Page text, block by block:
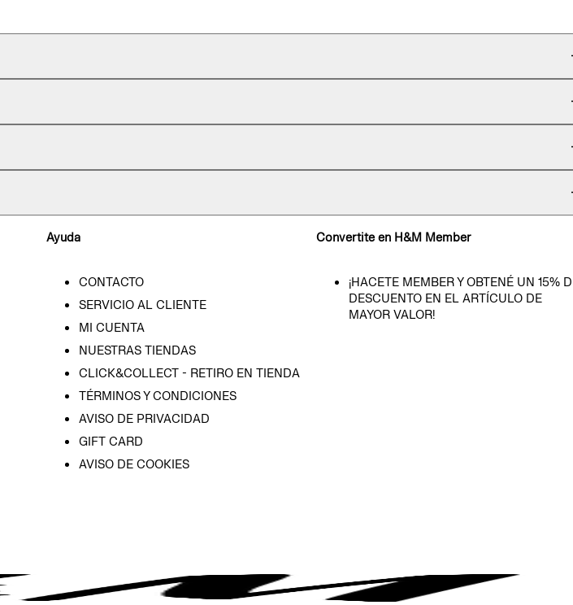
Ayuda
CONTACTO
SERVICIO AL CLIENTE
MI CUENTA
NUESTRAS TIENDAS
CLICK&COLLECT - RETIRO EN TIENDA
TÉRMINOS Y CONDICIONES
AVISO DE PRIVACIDAD
GIFT CARD
AVISO DE COOKIES
Convertite en H&M Member
¡HACETE MEMBER Y OBTENÉ UN 15%
DESCUENTO EN EL ARTÍCULO DE
MAYOR VALOR!